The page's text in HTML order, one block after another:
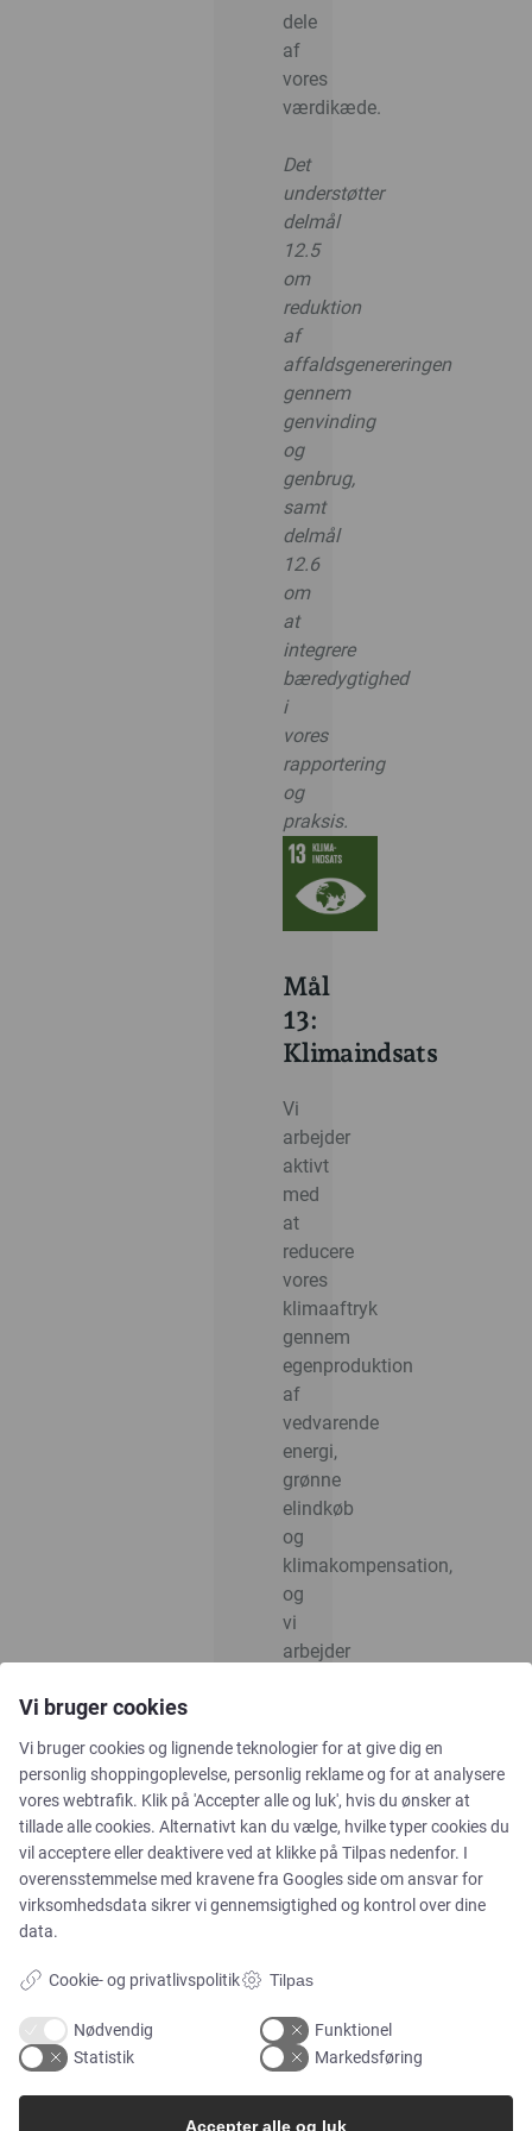
dele
af
vores
værdikæde.
Det
understøtter
delmål
12.5
om
reduktion
af
affaldsgenereringen
gennem
genvinding
og
genbrug,
samt
delmål
12.6
om
at
integrere
bæredygtighed
i
vores
rapportering
og
praksis.
Mål
13:
Klimaindsats
Vi
arbejder
aktivt
med
at
reducere
vores
klimaaftryk
gennem
egenproduktion
af
vedvarende
energi,
grønne
elindkøb
og
klimakompensation,
og
vi
arbejder
integrere
klimatiltag
i
vores
strategi
og
Det
understøtter
delmål
Vi bruger cookies
Vi bruger cookies og lignende teknologier for at give dig en
personlig shoppingoplevelse, personlig reklame og for at analysere
vores webtrafik. Klik på 'Accepter alle og luk', hvis du ønsker at
tillade alle cookies. Alternativt kan du vælge, hvilke typer cookies du
vil acceptere eller deaktivere ved at klikke på Tilpas nedenfor. I
overensstemmelse med kravene fra Googles side om ansvar for
virksomhedsdata sikrer vi gennemsigtighed og kontrol over dine
data.
Cookie- og privatlivspolitik Tilpas
Nødvendig
Funktionel
Statistik
Markedsføring
Accepter alle og luk